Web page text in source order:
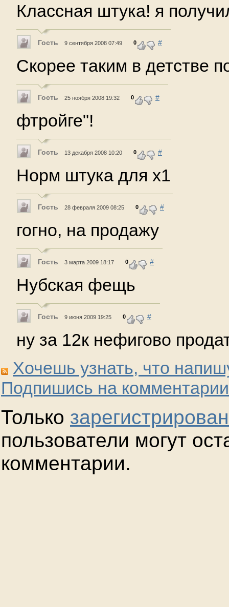
Классная штука! я
Гость 9 сентября 2008 07:49 0 #
Скорее таким в детстве
Гость 25 ноября 2008 19:32 0 #
фтройге"!
Гость 13 декабря 2008 10:20 0 #
Норм штука для х1
Гость 28 февраля 2009 08:25 0 #
гогно, на продажу
Гость 3 марта 2009 18:17 0 #
Нубская фещь
Гость 9 июня 2009 19:25 0 #
ну за 12к нефигово
Хочешь узнать, что
Подпишись на
Только
пользователи могут
комментарии.